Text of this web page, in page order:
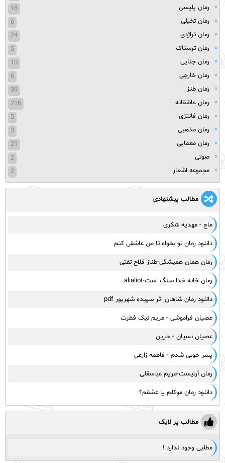
رمان پلیسی
18
رمان تخیلی
6
رمان تراژدی
24
رمان ترسناک
5
رمان جنایی
10
رمان خارجی
6
رمان طنز
39
رمان عاشقانه
216
رمان فانتزی
5
رمان مذهبی
3
رمان معمایی
21
صوتی
2
مجموعه اشعار
2
مطالب پیشنهادی
ماج - مهدیه شکری
دانلود رمان تو بخواه تا من عاشقی کنم
رمان همان همیشگی-طناز فلاح تفتی
رمان خانه خدا سنگ است-alialiot
دانلود رمان شاهان اثر سپیده شهریور pdf
عصیان فراموشی - مریم نیک فطرت
عصیان نسیان - حزین
پسر خوبی شدم - فاطمه زارعی
رمان آرتیست-مریم عباسقلی
دانلود رمان موکلم یا عشقم؟
مطالب پر لایک
مطلبی وجود ندارد !